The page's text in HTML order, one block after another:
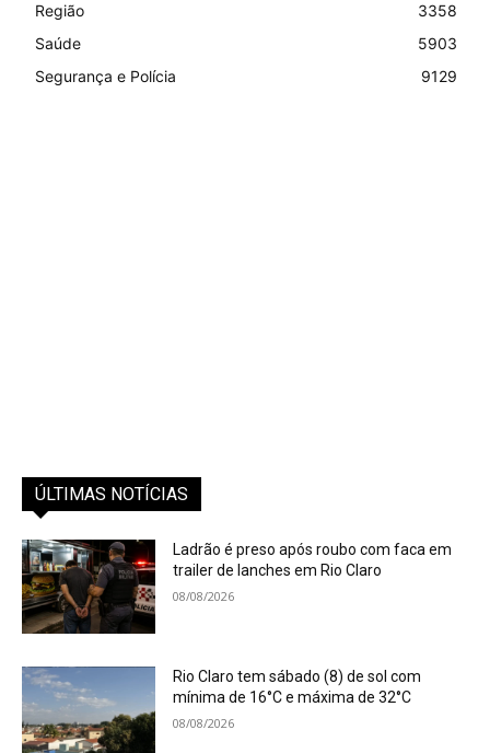
Região
3358
Saúde
5903
Segurança e Polícia
9129
ÚLTIMAS NOTÍCIAS
Ladrão é preso após roubo com faca em
trailer de lanches em Rio Claro
08/08/2026
Rio Claro tem sábado (8) de sol com
mínima de 16°C e máxima de 32°C
08/08/2026